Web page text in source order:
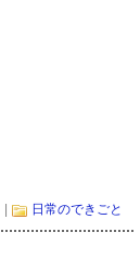
日常のできごと